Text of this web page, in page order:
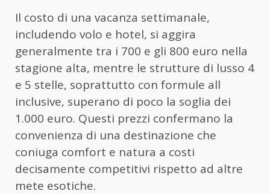
Il costo di una vacanza settimanale,
includendo volo e hotel, si aggira
generalmente tra i 700 e gli 800 euro nella
stagione alta, mentre le strutture di lusso 4
e 5 stelle, soprattutto con formule all
inclusive, superano di poco la soglia dei
1.000 euro. Questi prezzi confermano la
convenienza di una destinazione che
coniuga comfort e natura a costi
decisamente competitivi rispetto ad altre
mete esotiche.